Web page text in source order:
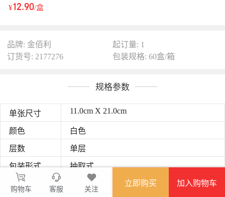
¥12.90/盒
品牌: 金佰利
起订量: 1
订货号: 2177276
包装规格: 60盒/箱
规格参数
单张尺寸 11.0cm X 21.0cm
颜色 白色
层数 单层
包装形式 抽取式
抗溶剂腐蚀性 ★★★
购物车 客服 关注
立即购买 加入购物车